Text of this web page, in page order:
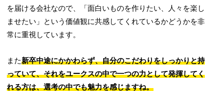
を届ける会社なので、「面白いものを作りたい、人々を楽し
ませたい」という価値観に共感してくれているかどうかを非
常に重視しています。
また新卒中途にかかわらず、自分のこだわりをしっかりと持
っていて、それをユークスの中で一つの力として発揮してく
れる方は、選考の中でも魅力を感じますね。